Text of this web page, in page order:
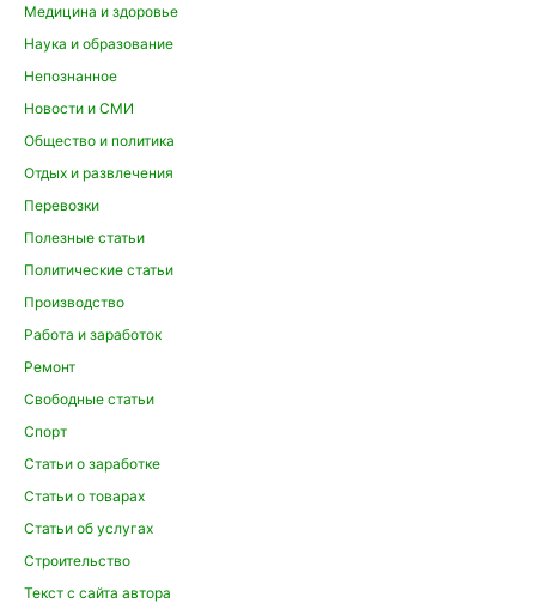
Медицина и здоровье
Наука и образование
Непознанное
Новости и СМИ
Общество и политика
Отдых и развлечения
Перевозки
Полезные статьи
Политические статьи
Производство
Работа и заработок
Ремонт
Свободные статьи
Спорт
Статьи о заработке
Статьи о товарах
Статьи об услугах
Строительство
Текст с сайта автора